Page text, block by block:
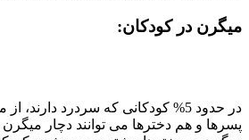
میگرن در کودکان:
در حدود 5% کودکانی که سردرد
پسرها و هم دخترها می توانند دچار میگرن